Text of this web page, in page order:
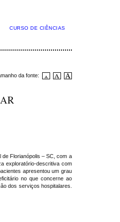
CURSO DE CIÊNCIAS
da fonte:
Florianópolis – SC, com a
exploratório-descritiva com
apresentou um grau
no que concerne ao
dos serviços hospitalares.